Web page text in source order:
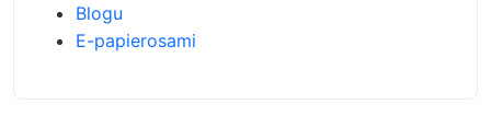
Blogu
E-papierosami